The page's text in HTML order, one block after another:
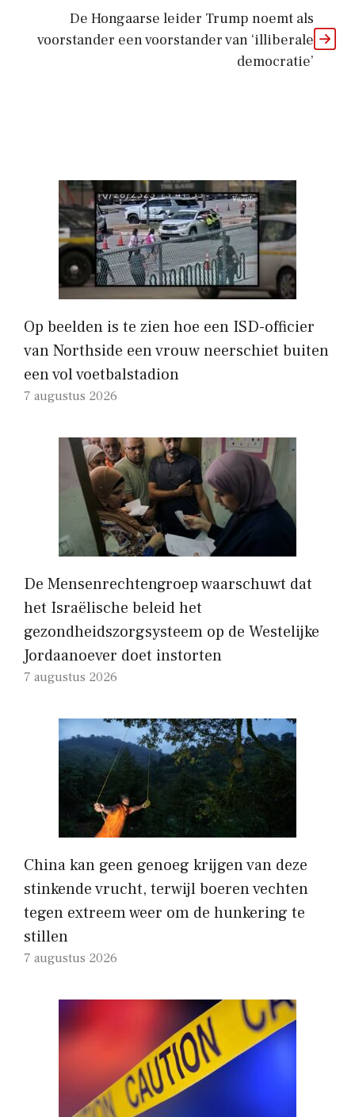
De Hongaarse leider Trump noemt als
voorstander een voorstander van ‘illiberale
democratie’
Op beelden is te zien hoe een ISD-officier
van Northside een vrouw neerschiet buiten
een vol voetbalstadion
7 augustus 2026
De Mensenrechtengroep waarschuwt dat
het Israëlische beleid het
gezondheidszorgsysteem op de Westelijke
Jordaanoever doet instorten
7 augustus 2026
China kan geen genoeg krijgen van deze
stinkende vrucht, terwijl boeren vechten
tegen extreem weer om de hunkering te
stillen
7 augustus 2026